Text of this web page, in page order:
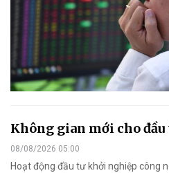
Không gian mới cho
08/08/2026 05:00
Hoạt động đầu tư khởi nghiệp công